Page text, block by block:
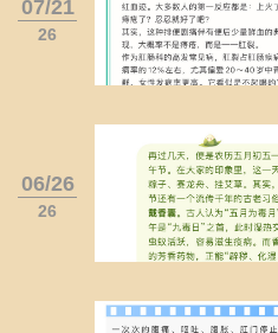
07/21
26
06/26
26